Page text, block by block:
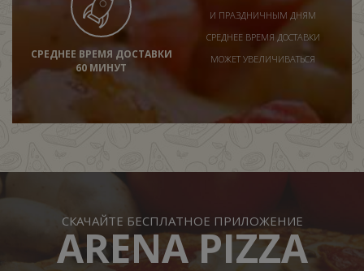
СРЕДНЕЕ ВРЕМЯ ДОСТАВКИ
60 МИНУТ
И ПРАЗДНИЧНЫМ ДНЯМ
СРЕДНЕЕ ВРЕМЯ ДОСТАВКИ
МОЖЕТ УВЕЛИЧИВАТЬСЯ
СКАЧАЙТЕ БЕСПЛАТНОЕ ПРИЛОЖЕНИЕ
ARENA PIZZA